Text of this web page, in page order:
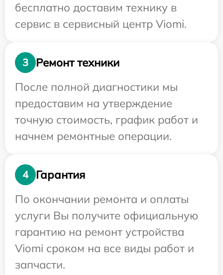
бесплатно доставим технику в
сервис в сервисный центр Viomi.
3
Ремонт техники
После полной диагностики мы
предоставим на утверждение
точную стоимость, график работ и
начнем ремонтные операции.
4
Гарантия
По окончании ремонта и оплаты
услуги Вы получите официальную
гарантию на ремонт устройства
Viomi сроком на все виды работ и
запчасти.